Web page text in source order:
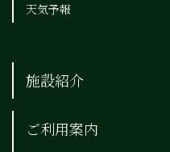
天気予報
施設紹介
ご利用案内